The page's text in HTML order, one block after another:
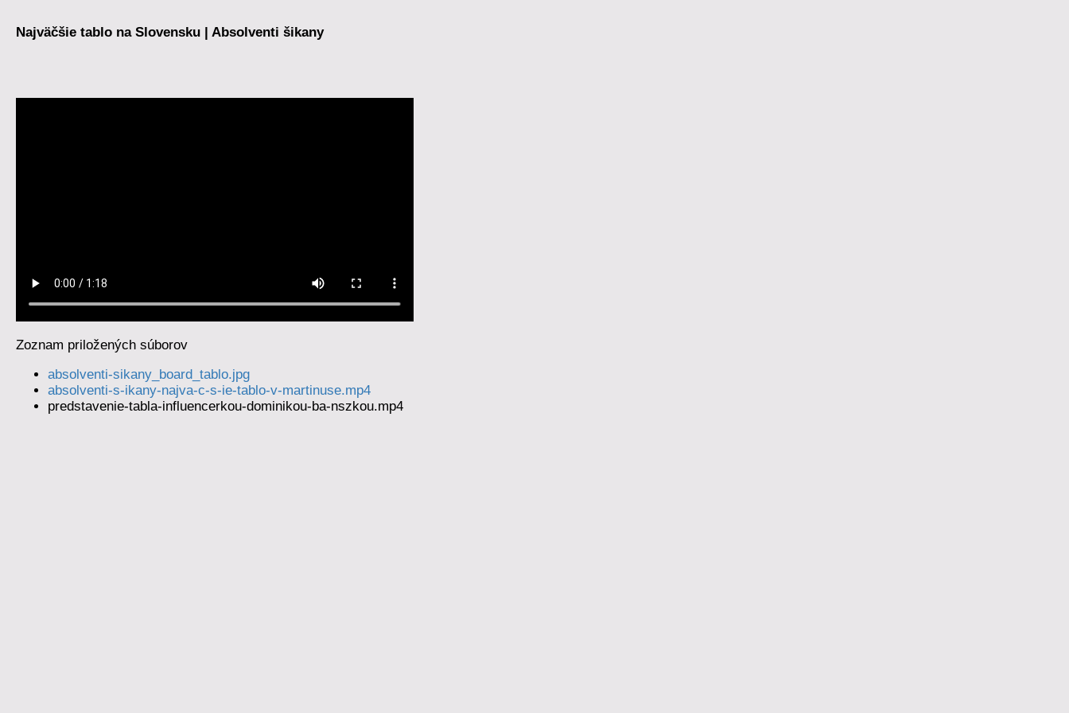
Najväčšie tablo na Slovensku | Absolventi šikany
Zoznam priložených súborov
absolventi-sikany_board_tablo.jpg
absolventi-s-ikany-najva-c-s-ie-tablo-v-martinuse.mp4
predstavenie-tabla-influencerkou-dominikou-ba-nszkou.mp4